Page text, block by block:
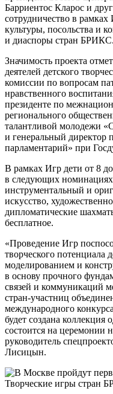
Барриентос Кларос и
сотрудничество в
культуры, посольства и
и диаспоры стран БРИКС.
Значимость проекта
деятелей детского
комиссии по вопросам
нравственного
президенте по
регионального
талантливой молодежи
и генеральный директор
парламентарий» при
В рамках Игр дети от 8 до
в следующих
инструментальный и
искусство,
дипломатические
бесплатное.
«Проведение Игр
творческого потенциала
моделированием и
в основу прочного
связей и коммуникаций
стран-участниц
международного
будет создана
состоится на церемонии
руководитель
Лисицын.